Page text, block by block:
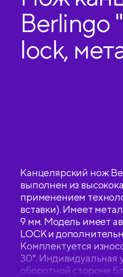
Berlingo
lock,
Канцелярский нож
выполнен из
применением
вставки). Имеет
9 мм. Модель имеет
LOCK и
Комплектуется
30°. Индивидуальная
оборотной стороне